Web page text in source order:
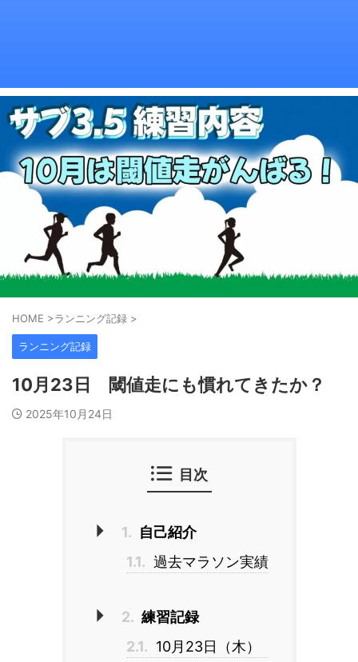
HOME >ランニング記録 >
ランニング記録
10月23日 閾値走にも慣れてきたか？
2025年10月24日
目次
1. 自己紹介
1.1. 過去マラソン実績
2. 練習記録
2.1. 10月23日（木）